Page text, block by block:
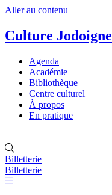
Aller au contenu
Culture Jodoigne
Agenda
Académie
Bibliothèque
Centre culturel
À propos
En pratique
Billetterie
Billetterie